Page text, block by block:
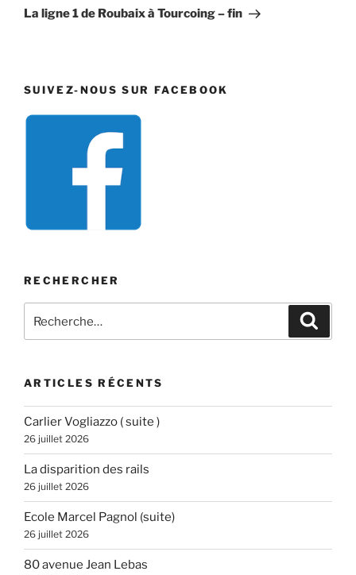
suivant
La ligne 1 de Roubaix à Tourcoing – fin
SUIVEZ-NOUS SUR FACEBOOK
RECHERCHER
pour
ARTICLES RÉCENTS
Carlier Vogliazzo ( suite )
26 juillet 2026
La disparition des rails
26 juillet 2026
Ecole Marcel Pagnol (suite)
26 juillet 2026
80 avenue Jean Lebas